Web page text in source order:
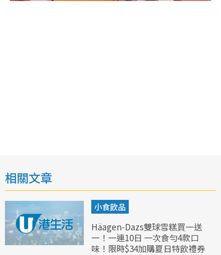
相關文章
小食飲品
Häagen-Dazs雙球雪糕買一送
一！一連10日 一次食勻4款口
味！限時$34加購夏日特飲禮券